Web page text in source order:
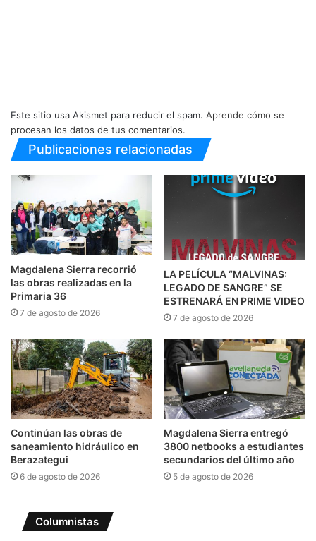
Este sitio usa Akismet para reducir el spam. Aprende cómo se
procesan los datos de tus comentarios.
Publicaciones relacionadas
Magdalena Sierra recorrió
las obras realizadas en la
Primaria 36
7 de agosto de 2026
LA PELÍCULA “MALVINAS:
LEGADO DE SANGRE” SE
ESTRENARÁ EN PRIME VIDEO
7 de agosto de 2026
Continúan las obras de
saneamiento hidráulico en
Berazategui
6 de agosto de 2026
Magdalena Sierra entregó
3800 netbooks a estudiantes
secundarios del último año
5 de agosto de 2026
Columnistas